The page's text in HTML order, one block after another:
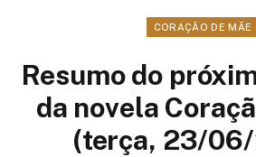
CORAÇÃO DE MÃE
Resumo do
da novela
(terça, 23/